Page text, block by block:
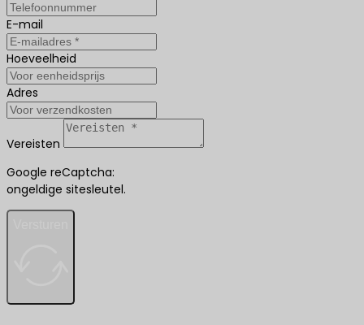
E-mail
Hoeveelheid
Adres
Vereisten
Google reCaptcha:
ongeldige sitesleutel.